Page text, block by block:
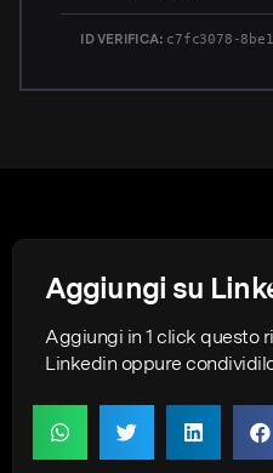
ID VERIFICA: c7fc3078-
Aggiungi su
Aggiungi in 1 click questo
Linkedin oppure